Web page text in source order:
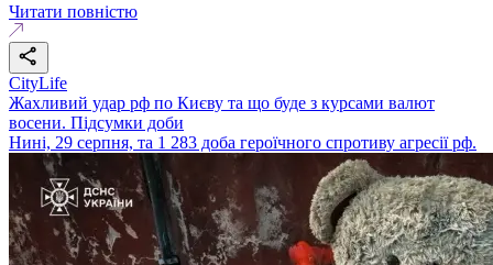
Читати повністю
CityLife
Жахливий удар рф по Києву та що буде з курсами валют
восени. Підсумки доби
Нині, 29 серпня, та 1 283 доба героїчного спротиву агресії рф.